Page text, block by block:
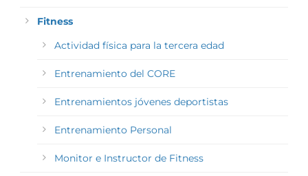
Fitness
Actividad física para la tercera edad
Entrenamiento del CORE
Entrenamientos jóvenes deportistas
Entrenamiento Personal
Monitor e Instructor de Fitness